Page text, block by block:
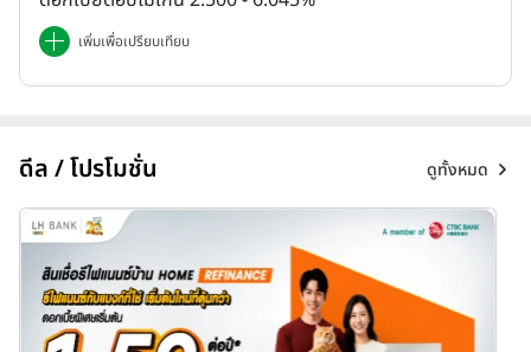
เพิ่มเพื่อเปรียบเทียบ
ดีล / โปรโมชั่น ดูทั้งหมด